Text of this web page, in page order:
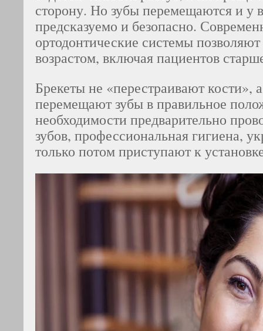
сторону. Но зубы перемещаются и у
предсказуемо и безопасно.
ортодонтические системы
возрастом, включая пациентов
Брекеты не «перестраивают кости»,
перемещают зубы в правильное
необходимости предварительно
зубов, профессиональная гигиена,
только потом приступают к